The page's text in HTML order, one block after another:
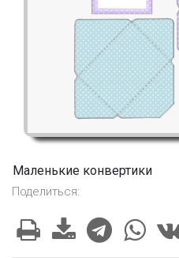
Маленькие конвертики
Поделиться: